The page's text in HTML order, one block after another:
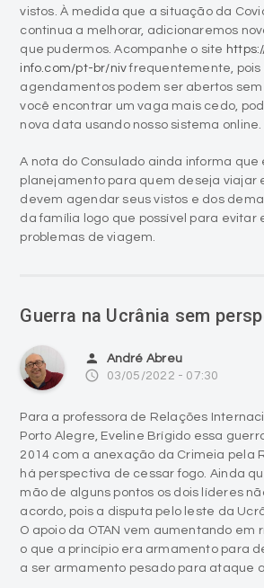
vistos. À medida que a situação da
continua a melhorar, adicionaremos
que pudermos. Acompanhe o site
info.com/pt-br/nivfrequentemente, pois
agendamentos podem ser abertos sem
você encontrar um vaga mais cedo,
nova data usando nosso sistema online.
A nota do Consulado ainda informa que
planejamento para quem deseja viajar
devem agendar seus vistos e dos
da família logo que possível para evitar
problemas de viagem.
Guerra na Ucrânia sem
person André Abreu
access_time 03/05/2022 - 07:30
Para a professora de Relações
Porto Alegre, Eveline Brígido essa
2014 com a anexação da Crimeia pela
há perspectiva de cessar fogo. Ainda
mão de alguns pontos os dois líderes
acordo, pois a disputa pelo leste da
O apoio da OTAN vem aumentando em
o que a princípio era armamento para
a ser armamento pesado para ataque